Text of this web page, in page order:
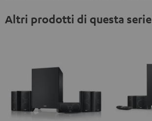
Altri prodotti di questa serie